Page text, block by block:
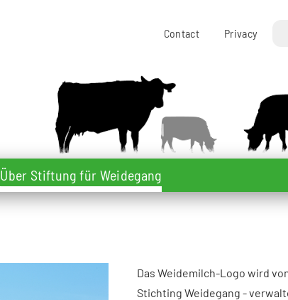
Contact Privacy
Über Stiftung für Weidegang
Das Weidemilch-Logo wird
Stichting Weidegang -